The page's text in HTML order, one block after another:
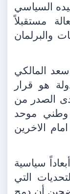
السياسي
مستقبلاً
والبرلمان
المالكي
هو قرار
الصدر من
وطني موحد
الاخرين
سياسية
التي
أن دمج